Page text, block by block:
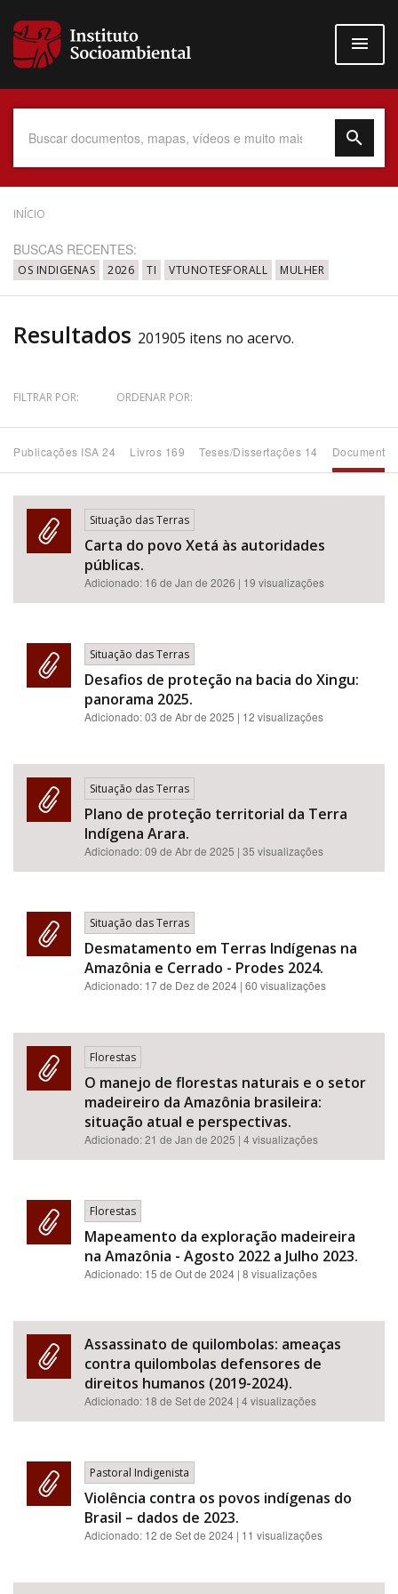
para
conteúdo
Data do Documento
Até
Povo Indígena
Subtema
Área de Levantamento
BUSCAR
INÍCIO
BUSCAS RECENTES:
OS INDIGENAS 2026 TI VTUNOTESFORALL MULHER
Resultados 201905 itens no acervo.
FILTRAR POR: ORDENAR POR:
Publicações ISA 24 Livros 169 Teses/Dissertações 14
Situação das Terras
Carta do povo Xetá às autoridades
públicas.
Adicionado: 16 de Jan de 2026 | 19 visualizações
Situação das Terras
Desafios de proteção na bacia do Xingu:
panorama 2025.
Adicionado:03 de Abr de 2025 | 12 visualizações
Situação das Terras
Plano de proteção territorial da Terra
Indígena Arara.
Adicionado:09 de Abr de 2025 | 35 visualizações
Situação das Terras
Desmatamento em Terras Indígenas na
Amazônia e Cerrado - Prodes 2024.
Adicionado: 17 de Dez de 2024 | 60 visualizações
Florestas
O manejo de florestas naturais e o setor
madeireiro da Amazônia brasileira:
situação atual e perspectivas.
Adicionado:21 de Jan de 2025 | 4 visualizações
Florestas
Mapeamento da exploração madeireira
na Amazônia - Agosto 2022 a Julho 2023.
Adicionado: 15 de Out de 2024 | 8 visualizações
Assassinato de quilombolas: ameaças
contra quilombolas defensores de
direitos humanos (2019-2024).
Adicionado: 18 de Set de 2024 | 4 visualizações
Pastoral Indigenista
Violência contra os povos indígenas do
Brasil – dados de 2023.
Adicionado: 12 de Set de 2024 | 11 visualizações